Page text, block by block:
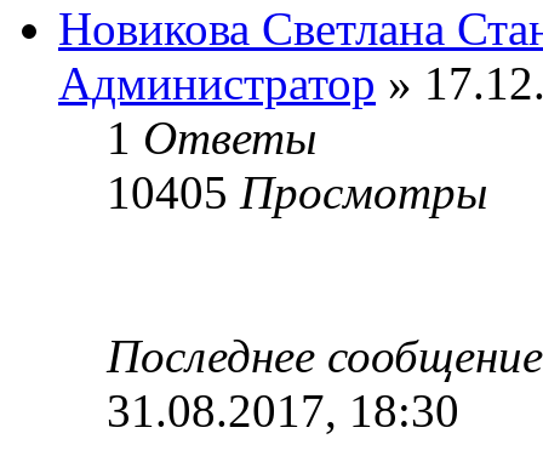
Новикова Светлана
Администратор »
1 Ответы
10405 Просмотры
Последнее
31.08.2017, 18:30